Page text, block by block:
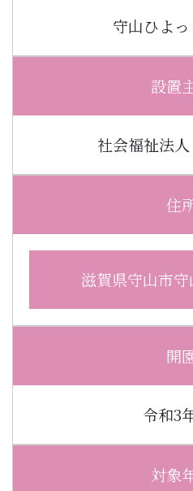
守山ひよ
設置
社会福祉法
住
滋賀県守山市
開
令和3
対象